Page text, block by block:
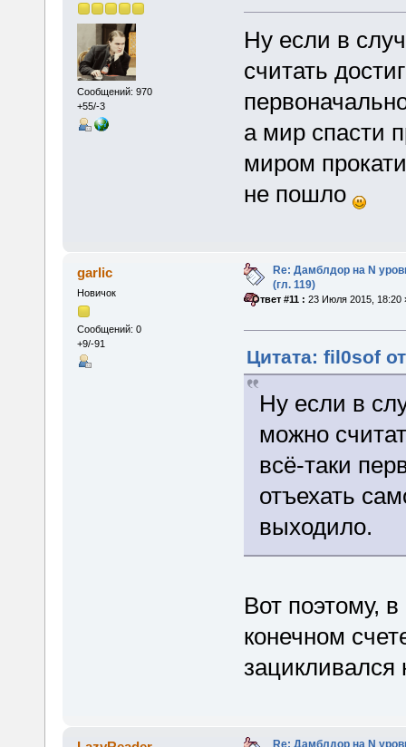
Сообщений: 970
+55/-3
Ну если в
считать
а мир спасти
миром
не пошло
garlic
Новичок
Сообщений: 0
+9/-91
Re: Дамблдор на N
(гл. 119)
«Ответ #11 : 23 Июля 2015, 18:20
Цитата: fil0sof
Ну если в
можно
всё-таки
отъехать
выходило.
Вот поэтому,
конечном
Re: Дамблдор на N